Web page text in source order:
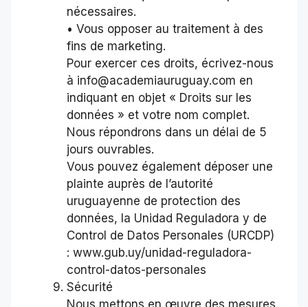
nécessaires.
• Vous opposer au traitement à des
fins de marketing.
Pour exercer ces droits, écrivez-nous
à info@academiauruguay.com en
indiquant en objet « Droits sur les
données » et votre nom complet.
Nous répondrons dans un délai de 5
jours ouvrables.
Vous pouvez également déposer une
plainte auprès de l’autorité
uruguayenne de protection des
données, la Unidad Reguladora y de
Control de Datos Personales (URCDP)
: www.gub.uy/unidad-reguladora-
control-datos-personales
Sécurité
Nous mettons en œuvre des mesures